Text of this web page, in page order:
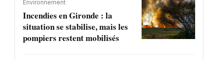
Environnement
Incendies en Gironde : la
situation se stabilise, mais les
pompiers restent mobilisés